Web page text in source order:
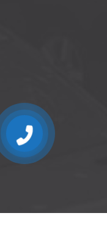
0909797251